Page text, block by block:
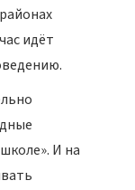
идёт
И на